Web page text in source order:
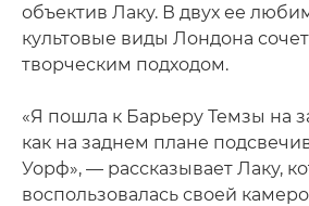
объектив Лаку. В двух ее
культовые виды Лондона
творческим подходом.
«Я пошла к Барьеру Темзы на
как на заднем плане
Уорф», — рассказывает Лаку,
воспользовалась своей